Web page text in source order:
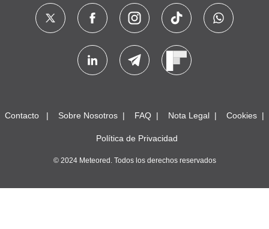
Contacto Sobre Nosotros FAQ Nota Legal Cookies
Política de Privacidad
© 2024 Meteored. Todos los derechos reservados